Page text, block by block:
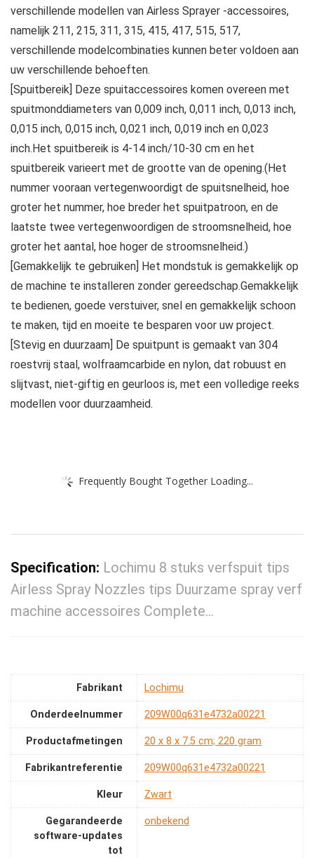
verschillende modellen van Airless Sprayer -accessoires,
namelijk 211, 215, 311, 315, 415, 417, 515, 517,
verschillende modelcombinaties kunnen beter voldoen aan
uw verschillende behoeften.
[Spuitbereik] Deze spuitaccessoires komen overeen met
spuitmonddiameters van 0,009 inch, 0,011 inch, 0,013 inch,
0,015 inch, 0,015 inch, 0,021 inch, 0,019 inch en 0,023
inch.Het spuitbereik is 4-14 inch/10-30 cm en het
spuitbereik varieert met de grootte van de opening.(Het
nummer vooraan vertegenwoordigt de spuitsnelheid, hoe
groter het nummer, hoe breder het spuitpatroon, en de
laatste twee vertegenwoordigen de stroomsnelheid, hoe
groter het aantal, hoe hoger de stroomsnelheid.)
[Gemakkelijk te gebruiken] Het mondstuk is gemakkelijk op
de machine te installeren zonder gereedschap.Gemakkelijk
te bedienen, goede verstuiver, snel en gemakkelijk schoon
te maken, tijd en moeite te besparen voor uw project.
[Stevig en duurzaam] De spuitpunt is gemaakt van 304
roestvrij staal, wolfraamcarbide en nylon, dat robuust en
slijtvast, niet-giftig en geurloos is, met een volledige reeks
modellen voor duurzaamheid.
Frequently Bought Together Loading...
Specification: Lochimu 8 stuks verfspuit tips
Airless Spray Nozzles tips Duurzame spray verf
machine accessoires Complete…
Fabrikant ‎Lochimu
Onderdeelnummer ‎209W00q631e4732a00221
Productafmetingen ‎20 x 8 x 7.5 cm; 220 gram
Fabrikantreferentie ‎209W00q631e4732a00221
Kleur ‎Zwart
Gegarandeerde
software-updates
tot
‎onbekend